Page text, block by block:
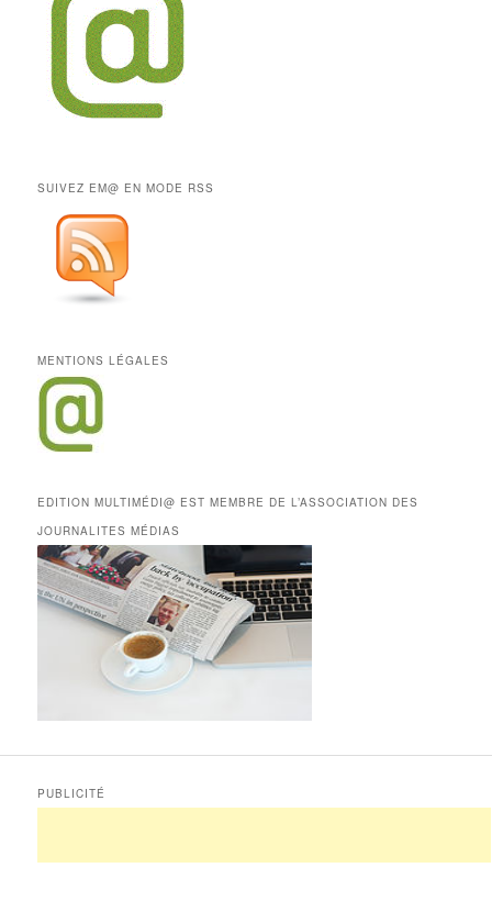
SUIVEZ EM@ EN MODE RSS
MENTIONS LÉGALES
EDITION MULTIMÉDI@ EST MEMBRE DE L’ASSOCIATION DES
JOURNALITES MÉDIAS
PUBLICITÉ